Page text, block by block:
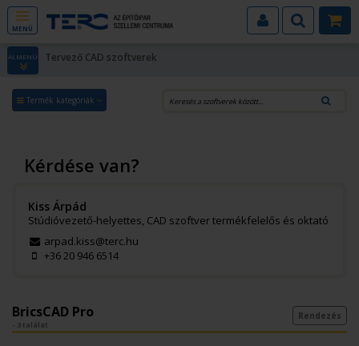
MENÜ
ALMENÜ Tervező CAD szoftverek
Termék kategóriák
Kérdése van?
Kiss Árpád
Stúdióvezető-helyettes, CAD szoftver termékfelelős és oktató
arpad.kiss@terc.hu
+36 20 946 6514
BricsCAD Pro
- 3 találat
Rendezés